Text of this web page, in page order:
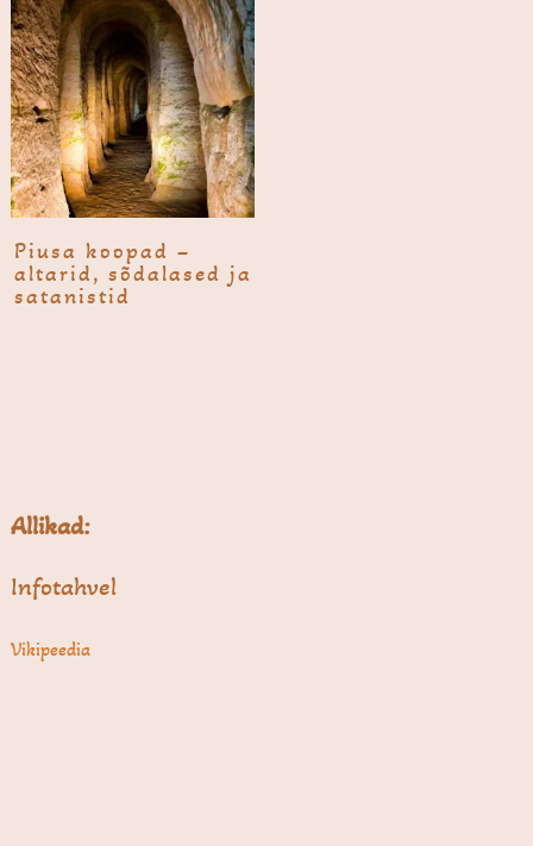
Piusa koopad –
altarid, sõdalased ja
satanistid
Allikad:
Infotahvel
Vikipeedia